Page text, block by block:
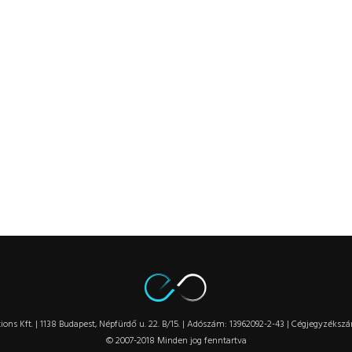
Kft. | 1138 Budapest, Népfürdő u. 22. B/15. | Adószám: 13962092-2-43 |
© 2007-2018 Minden jog fenntartva